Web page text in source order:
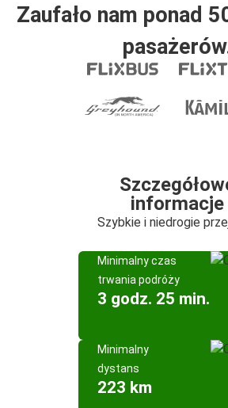
Zaufało nam ponad
informacje
Szybkie i niedrogie
Minimalny czas
trwania podróży
3 godz. 25 min.
Minimalny
dystans
223 km